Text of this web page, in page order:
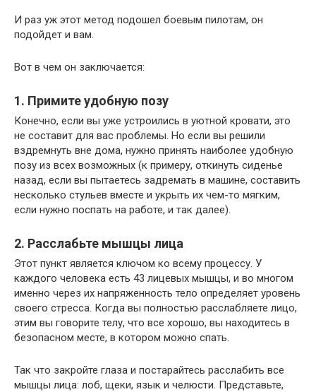
И раз уж этот метод подошел боевым пилотам, он
подойдет и вам.
Вот в чем он заключается:
1. Примите удобную позу
Конечно, если вы уже устроились в уютной кровати, это
не составит для вас проблемы. Но если вы решили
вздремнуть вне дома, нужно принять наиболее удобную
позу из всех возможных (к примеру, откинуть сиденье
назад, если вы пытаетесь задремать в машине, составить
несколько стульев вместе и укрыть их чем-то мягким,
если нужно поспать на работе, и так далее).
2. Расслабьте мышцы лица
Этот пункт является ключом ко всему процессу. У
каждого человека есть 43 лицевых мышцы, и во многом
именно через их напряженность тело определяет уровень
своего стресса. Когда вы полностью расслабляете лицо,
этим вы говорите телу, что все хорошо, вы находитесь в
безопасном месте, в котором можно спать.
Так что закройте глаза и постарайтесь расслабить все
мышцы лица: лоб, щеки, язык и челюсти. Представьте,